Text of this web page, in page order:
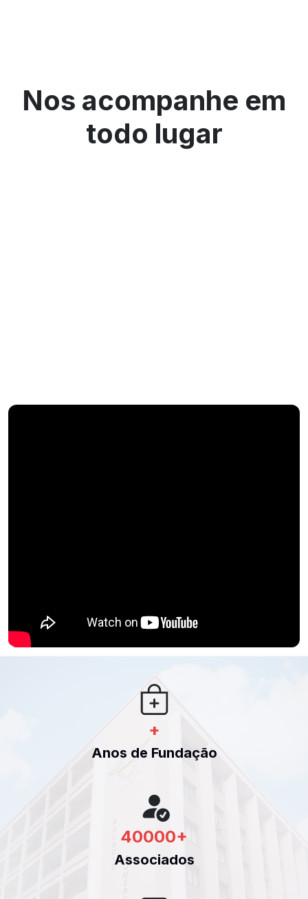
Nos acompanhe em
todo lugar
+
Anos de Fundação
40000+
Associados